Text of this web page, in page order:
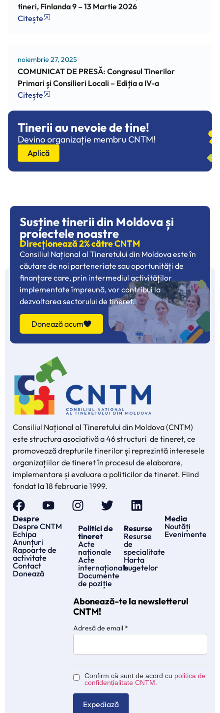
tineri, Finlanda 9 – 13 Martie 2026
Citește
noiembrie 27, 2025
COMUNICAT DE PRESĂ: Congresul Tinerilor
Primari și Consilieri Locali – Ediția a IV-a
Citește
Tinerii au nevoie de tine!
Devino organizație membru CNTM!
Aplică
Susține tinerii din Moldova și
proiectele noastre
Direcționează 2% către CNTM
Consiliul Național al Tineretului din Moldova este în
căutare de noi parteneriate sau oportunități de
finanțare care, prin intermediul activităților
implementate împreună, vor contribui la
dezvoltarea sectorului de tineret.
Donează acum
Consiliul Național al Tineretului din Moldova (CNTM)
este structura asociativă a 46 structuri de tineret, ce
promovează drepturile tinerilor și reprezintă interesele
organizațiilor de tineret în procesul de elaborare,
implementare și evaluare a politicilor de tineret. Fiind
fondat la 18 februarie 1999.
Despre
Despre CNTM
Echipa
Anunțuri
Rapoarte de
activitate
Contact
Donează
Politici de
tineret
Acte
naționale
Acte
internaționale
Documente
de poziție
Resurse
Resurse
de
specialitate
Harta
bugetelor
Media
Noutăți
Evenimente
Abonează-te la newsletterul
CNTM!
Adresă de email*
Confirm că sunt de acord cu politica de
confidențialitate CNTM